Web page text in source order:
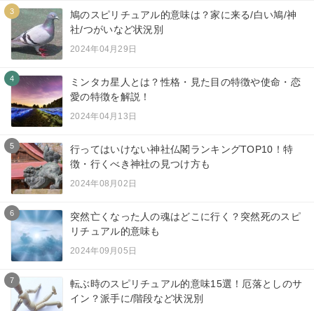
3
鳩のスピリチュアル的意味は？家に来る/白い鳩/神
社/つがいなど状況別
2024年04月29日
4
ミンタカ星人とは？性格・見た目の特徴や使命・恋
愛の特徴を解説！
2024年04月13日
5
行ってはいけない神社仏閣ランキングTOP10！特
徴・行くべき神社の見つけ方も
2024年08月02日
6
突然亡くなった人の魂はどこに行く？突然死のスピ
リチュアル的意味も
2024年09月05日
7
転ぶ時のスピリチュアル的意味15選！厄落としのサ
イン？派手に/階段など状況別